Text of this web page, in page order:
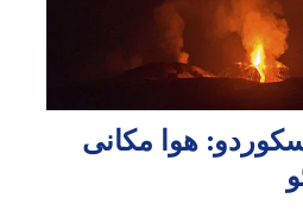
هوا مکانی